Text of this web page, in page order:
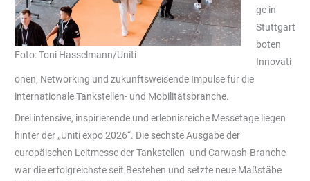
Foto: Toni Hasselmann/Uniti
ge in
Stuttgart
boten
Innovati
onen, Networking und zukunftsweisende Impulse für die
internationale Tankstellen- und Mobilitätsbranche.
Drei intensive, inspirierende und erlebnisreiche Messetage liegen
hinter der „Uniti expo 2026“. Die sechste Ausgabe der
europäischen Leitmesse der Tankstellen- und Carwash-Branche
war die erfolgreichste seit Bestehen und setzte neue Maßstäbe